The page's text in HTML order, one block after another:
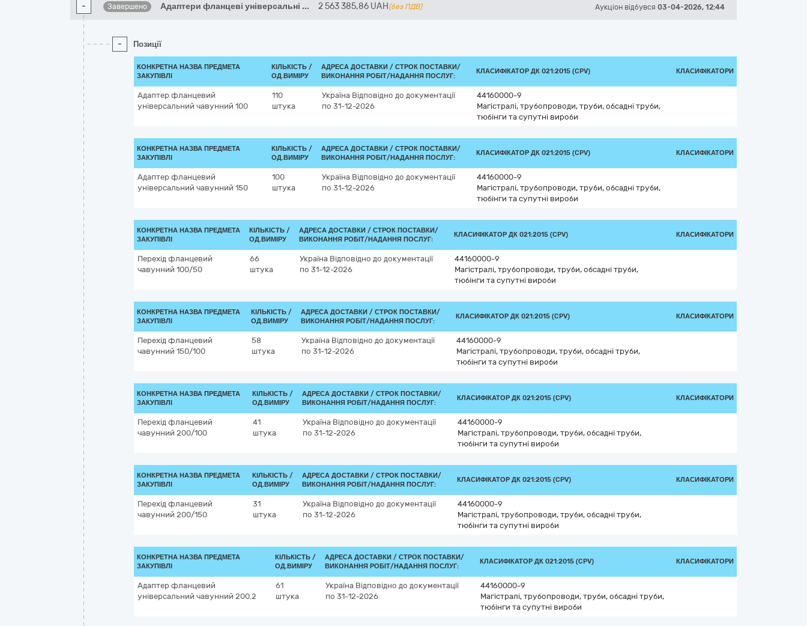
- Завершено Адаптери фланцеві універсальні ... 2 563 385,86 UAH (без ПДВ) Аукціон відбувся 03-04-2026, 12:44
- Позиції
КОНКРЕТНА НАЗВА ПРЕДМЕТА
ЗАКУПІВЛІ
КІЛЬКІСТЬ /
ОД.ВИМІРУ
АДРЕСА ДОСТАВКИ / СТРОК ПОСТАВКИ/
ВИКОНАННЯ РОБІТ/НАДАННЯ ПОСЛУГ:
КЛАСИФІКАТОР ДК 021:2015 (CPV) КЛАСИФІКАТОРИ
Адаптер фланцевий
універсальний чавунний 100
110
штука
Україна Відповідно до документації
по 31-12-2026
44160000-9
Магістралі, трубопроводи, труби, обсадні труби,
тюбінги та супутні вироби
КОНКРЕТНА НАЗВА ПРЕДМЕТА
ЗАКУПІВЛІ
КІЛЬКІСТЬ /
ОД.ВИМІРУ
АДРЕСА ДОСТАВКИ / СТРОК ПОСТАВКИ/
ВИКОНАННЯ РОБІТ/НАДАННЯ ПОСЛУГ:
КЛАСИФІКАТОР ДК 021:2015 (CPV) КЛАСИФІКАТОРИ
Адаптер фланцевий
універсальний чавунний 150
100
штука
Україна Відповідно до документації
по 31-12-2026
44160000-9
Магістралі, трубопроводи, труби, обсадні труби,
тюбінги та супутні вироби
КОНКРЕТНА НАЗВА ПРЕДМЕТА
ЗАКУПІВЛІ
КІЛЬКІСТЬ /
ОД.ВИМІРУ
АДРЕСА ДОСТАВКИ / СТРОК ПОСТАВКИ/
ВИКОНАННЯ РОБІТ/НАДАННЯ ПОСЛУГ:
КЛАСИФІКАТОР ДК 021:2015 (CPV) КЛАСИФІКАТОРИ
Перехід фланцевий
чавунний 100/50
66
штука
Україна Відповідно до документації
по 31-12-2026
44160000-9
Магістралі, трубопроводи, труби, обсадні труби,
тюбінги та супутні вироби
КОНКРЕТНА НАЗВА ПРЕДМЕТА
ЗАКУПІВЛІ
КІЛЬКІСТЬ /
ОД.ВИМІРУ
АДРЕСА ДОСТАВКИ / СТРОК ПОСТАВКИ/
ВИКОНАННЯ РОБІТ/НАДАННЯ ПОСЛУГ:
КЛАСИФІКАТОР ДК 021:2015 (CPV) КЛАСИФІКАТОРИ
Перехід фланцевий
чавунний 150/100
58
штука
Україна Відповідно до документації
по 31-12-2026
44160000-9
Магістралі, трубопроводи, труби, обсадні труби,
тюбінги та супутні вироби
КОНКРЕТНА НАЗВА ПРЕДМЕТА
ЗАКУПІВЛІ
КІЛЬКІСТЬ /
ОД.ВИМІРУ
АДРЕСА ДОСТАВКИ / СТРОК ПОСТАВКИ/
ВИКОНАННЯ РОБІТ/НАДАННЯ ПОСЛУГ:
КЛАСИФІКАТОР ДК 021:2015 (CPV) КЛАСИФІКАТОРИ
Перехід фланцевий
чавунний 200/100
41
штука
Україна Відповідно до документації
по 31-12-2026
44160000-9
Магістралі, трубопроводи, труби, обсадні труби,
тюбінги та супутні вироби
КОНКРЕТНА НАЗВА ПРЕДМЕТА
ЗАКУПІВЛІ
КІЛЬКІСТЬ /
ОД.ВИМІРУ
АДРЕСА ДОСТАВКИ / СТРОК ПОСТАВКИ/
ВИКОНАННЯ РОБІТ/НАДАННЯ ПОСЛУГ:
КЛАСИФІКАТОР ДК 021:2015 (CPV) КЛАСИФІКАТОРИ
Перехід фланцевий
чавунний 200/150
31
штука
Україна Відповідно до документації
по 31-12-2026
44160000-9
Магістралі, трубопроводи, труби, обсадні труби,
тюбінги та супутні вироби
КОНКРЕТНА НАЗВА ПРЕДМЕТА
ЗАКУПІВЛІ
КІЛЬКІСТЬ /
ОД.ВИМІРУ
АДРЕСА ДОСТАВКИ / СТРОК ПОСТАВКИ/
ВИКОНАННЯ РОБІТ/НАДАННЯ ПОСЛУГ:
КЛАСИФІКАТОР ДК 021:2015 (CPV) КЛАСИФІКАТОРИ
Адаптер фланцевий
універсальний чавунний 200.2
61
штука
Україна Відповідно до документації
по 31-12-2026
44160000-9
Магістралі, трубопроводи, труби, обсадні труби,
тюбінги та супутні вироби